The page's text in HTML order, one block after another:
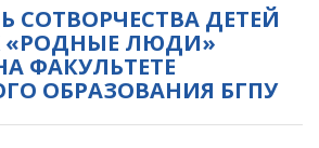
СОТВОРЧЕСТВА ДЕТЕЙ
«РОДНЫЕ ЛЮДИ»
ФАКУЛЬТЕТЕ
ОБРАЗОВАНИЯ БГПУ